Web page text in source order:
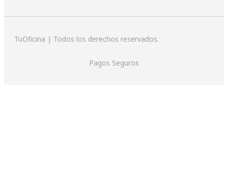
TuOficina | Todos los derechos reservados.
Pagos Seguros